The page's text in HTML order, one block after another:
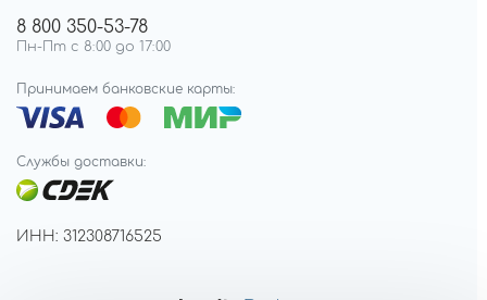
8 800 350-53-78
Пн-Пт с 8:00 до 17:00
Принимаем банковские карты:
Службы доставки:
ИНН: 312308716525